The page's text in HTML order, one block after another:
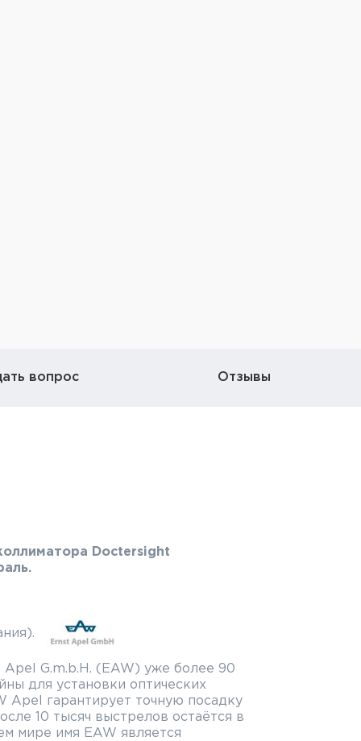
вопрос Отзывы
Doctersight
дюраль.
G.m.b.H. (EAW) уже более 90
для установки оптических
Apel гарантирует точную посадку
10 тысяч выстрелов остаётся в
мире имя EAW является